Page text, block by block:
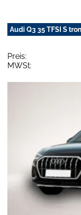
Audi Q3 35 TFSI S
Preis:
MWSt: